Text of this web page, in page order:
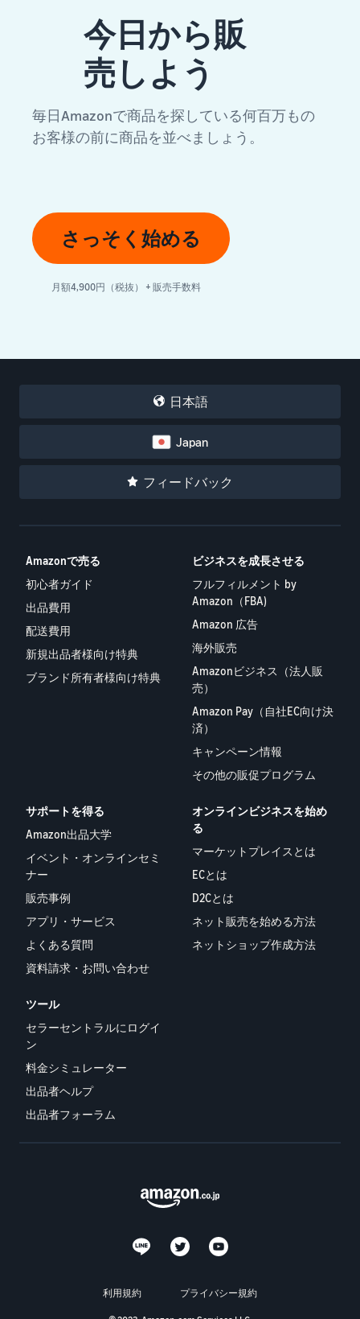
今日から販
売しよう
毎日Amazonで商品を探している何百万もの
お客様の前に商品を並べましょう。
さっそく始める
月額4,900円（税抜） + 販売手数料
日本語
Japan
フィードバック
Amazonで売る
初心者ガイド
出品費用
配送費用
新規出品者様向け特典
ブランド所有者様向け特典
ビジネスを成長させる
フルフィルメント by
Amazon（FBA)
Amazon 広告
海外販売
Amazonビジネス（法人販
売）
Amazon Pay（自社EC向け決
済）
キャンペーン情報
その他の販促プログラム
サポートを得る
Amazon出品大学
イベント・オンラインセミ
ナー
販売事例
アプリ・サービス
よくある質問
資料請求・お問い合わせ
オンラインビジネスを始め
る
マーケットプレイスとは
ECとは
D2Cとは
ネット販売を始める方法
ネットショップ作成方法
ツール
セラーセントラルにログイ
ン
料金シミュレーター
出品者ヘルプ
出品者フォーラム
利用規約 プライバシー規約